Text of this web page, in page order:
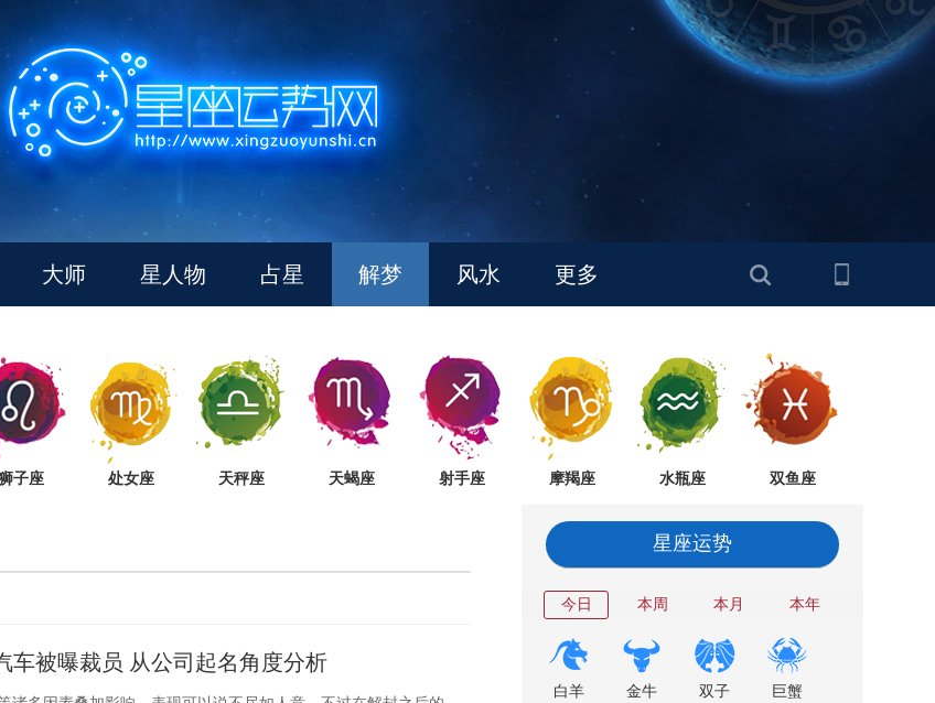
大师 星人物 占星 解梦 风水 更多
子座 处女座 天秤座 天蝎座 射手座 摩羯座 水瓶座 双鱼座
车被曝裁员 从公司起名角度分析
星座运势
今日 本周 本月 本年
白羊 金牛 双子 巨蟹